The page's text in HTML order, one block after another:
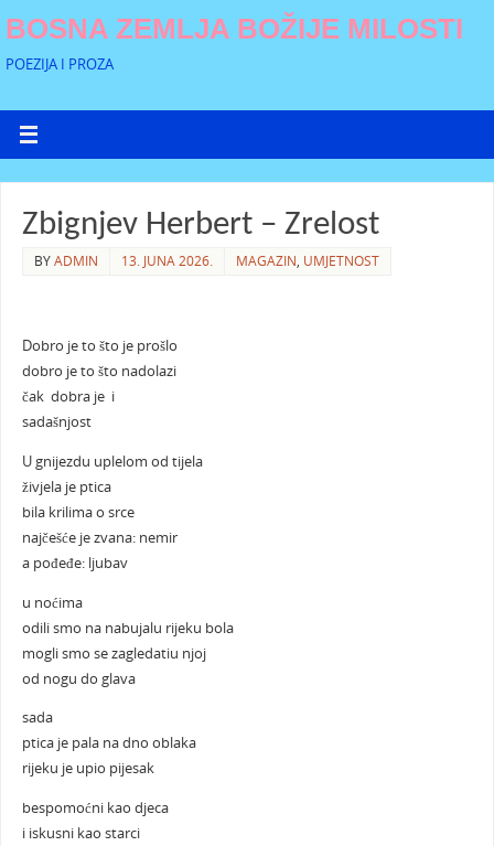
BOSNA ZEMLJA BOŽIJE MILOSTI
POEZIJA I PROZA
Zbignjev Herbert – Zrelost
BYADMIN 13. JUNA 2026. MAGAZIN, UMJETNOST
Dobro je to što je prošlo
dobro je to što nadolazi
čak dobra je i
sadašnjost
U gnijezdu uplelom od tijela
živjela je ptica
bila krilima o srce
najčešće je zvana: nemir
a pođeđe: ljubav
u noćima
odili smo na nabujalu rijeku bola
mogli smo se zagledatiu njoj
od nogu do glava
sada
ptica je pala na dno oblaka
rijeku je upio pijesak
bespomoćni kao djeca
i iskusni kao starci